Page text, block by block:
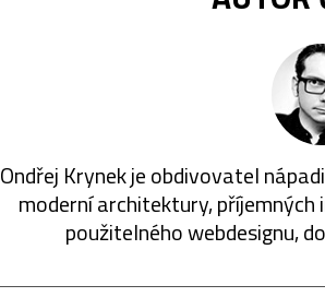
Ondřej Krynek je obdivovatel
moderní architektury,
použitelného webdesignu,